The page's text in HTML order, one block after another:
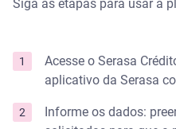
Siga as etapas para usar a
Acesse o Serasa
aplicativo da Serasa
Informe os dados: